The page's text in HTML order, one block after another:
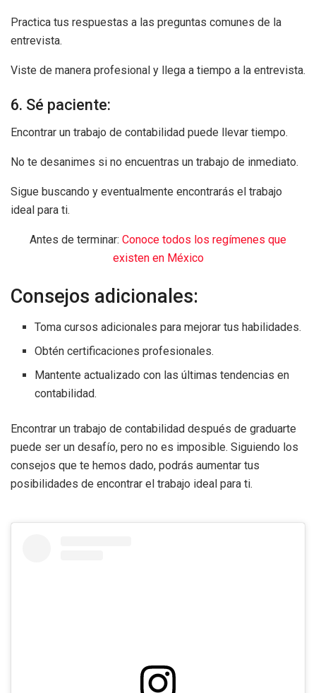
Practica tus respuestas a las preguntas comunes de la
entrevista.
Viste de manera profesional y llega a tiempo a la entrevista.
6. Sé paciente:
Encontrar un trabajo de contabilidad puede llevar tiempo.
No te desanimes si no encuentras un trabajo de inmediato.
Sigue buscando y eventualmente encontrarás el trabajo
ideal para ti.
Antes de terminar: Conoce todos los regímenes que
existen en México
Consejos adicionales:
Toma cursos adicionales para mejorar tus habilidades.
Obtén certificaciones profesionales.
Mantente actualizado con las últimas tendencias en
contabilidad.
Encontrar un trabajo de contabilidad después de graduarte
puede ser un desafío, pero no es imposible. Siguiendo los
consejos que te hemos dado, podrás aumentar tus
posibilidades de encontrar el trabajo ideal para ti.